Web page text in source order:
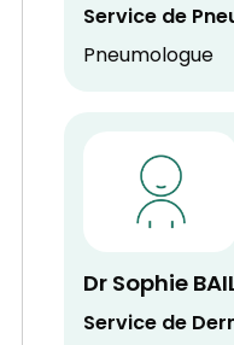
Service de
Pneumologue
Dr Sophie
Service de